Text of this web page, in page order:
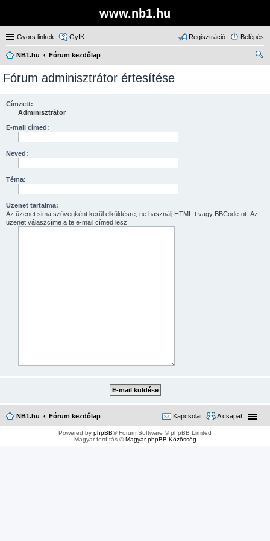
www.nb1.hu
Gyors linkek GyIK Belépés
Regisztráció
NB1.hu
Fórum kezdőlap
Fórum adminisztrátor értesítése
Címzett:
Adminisztrátor
E-mail címed:
Neved:
Téma:
Üzenet tartalma:
Az üzenet sima szövegként kerül elküldésre, ne használj HTML-t vagy BBCode-ot. Az
üzenet válaszcíme a te e-mail címed lesz.
NB1.hu Fórum kezdőlap A csapat
Kapcsolat
Powered by phpBB® Forum Software © phpBB Limited
Magyar fordítás ©Magyar phpBB Közösség